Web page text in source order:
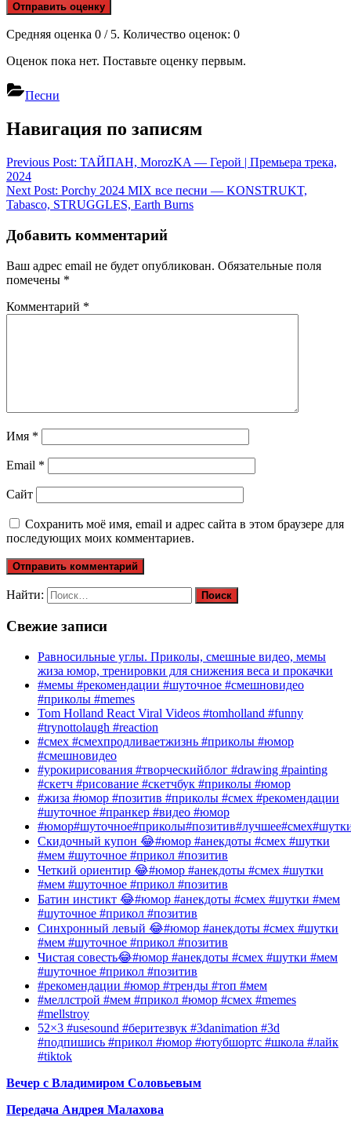
Отправить оценку
Средняя оценка 0 / 5. Количество оценок: 0
Оценок пока нет. Поставьте оценку первым.
Песни
Навигация по записям
Previous Post: ТАЙПАН, MorozKA — Герой | Премьера трека,
2024
Next Post: Porchy 2024 MIX все песни — KONSTRUKT,
Tabasco, STRUGGLES, Earth Burns
Добавить комментарий
Ваш адрес email не будет опубликован. Обязательные поля
помечены *
Комментарий *
Имя *
Email *
Сайт
Сохранить моё имя, email и адрес сайта в этом браузере для
последующих моих комментариев.
Найти:
Свежие записи
Равносильные углы. Приколы, смешные видео, мемы
жиза юмор, тренировки для снижения веса и прокачки
#мемы #рекомендации #шуточное #смешновидео
#приколы #memes
Tom Holland React Viral Videos #tomholland #funny
#trynottolaugh #reaction
#смех #смехпродливаетжизнь #приколы #юмор
#смешновидео
#урокирисования #творческийблог #drawing #painting
#скетч #рисование #скетчбук #приколы #юмор
#жиза #юмор #позитив #приколы #смех #рекомендации
#шуточное #пранкер #видео #юмор
Скидочный купон 😂#юмор #анекдоты #смех #шутки
#мем #шуточное #прикол #позитив
Четкий ориентир 😂#юмор #анекдоты #смех #шутки
#мем #шуточное #прикол #позитив
Батин инстикт 😂#юмор #анекдоты #смех #шутки #мем
#шуточное #прикол #позитив
Синхронный левый 😂#юмор #анекдоты #смех #шутки
#мем #шуточное #прикол #позитив
Чистая совесть😂#юмор #анекдоты #смех #шутки #мем
#шуточное #прикол #позитив
#рекомендации #юмор #тренды #топ #мем
#меллстрой #мем #прикол #юмор #смех #memes
#mellstroy
52×3 #usesound #беритезвук #3danimation #3d
#подпишись #прикол #юмор #ютубшортс #школа #лайк
#tiktok
Вечер с Владимиром Соловьевым
Передача Андрея Малахова